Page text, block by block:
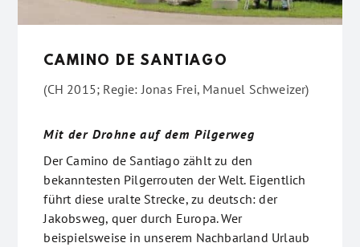
CAMINO DE SANTIAGO
(CH 2015; Regie: Jonas Frei, Manuel Schweizer)
Mit der Drohne auf dem Pilgerweg
Der Camino de Santiago zählt zu den
bekanntesten Pilgerrouten der Welt. Eigentlich
führt diese uralte Strecke, zu deutsch: der
Jakobsweg, quer durch Europa. Wer
beispielsweise in unserem Nachbarland Urlaub